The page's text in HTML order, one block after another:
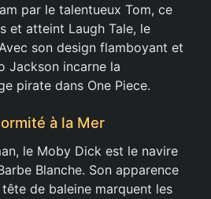
par le talentueux Tom, ce
et atteint Laugh Tale, le
son design flamboyant et
Jackson incarne la
pirate dans One Piece.
à la Mer
le Moby Dick est le navire
Blanche. Son apparence
de baleine marquent les